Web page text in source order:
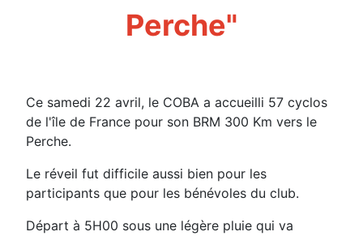
Perche"
Ce samedi 22 avril, le COBA a accueilli 57 cyclos
de l'île de France pour son BRM 300 Km vers le
Perche.
Le réveil fut difficile aussi bien pour les
participants que pour les bénévoles du club.
Départ à 5H00 sous une légère pluie qui va